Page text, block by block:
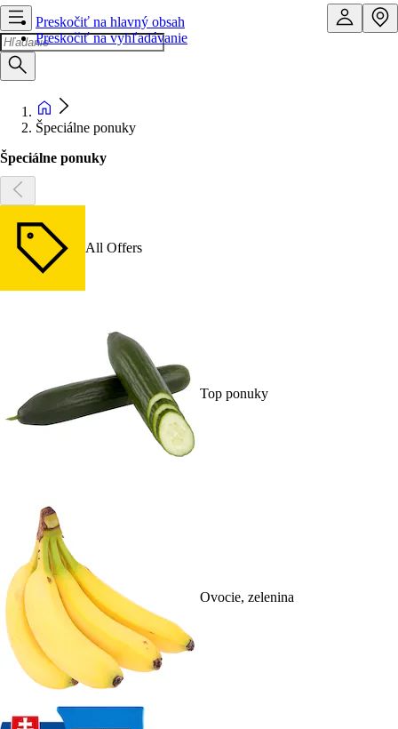
Preskočiť na hlavný obsah
Preskočiť na vyhľadávanie
Špeciálne ponuky
Špeciálne ponuky
All Offers
Top ponuky
Ovocie, zelenina